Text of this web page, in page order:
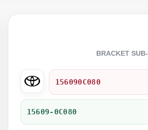
BRACKET
156090C080
15609-0C080